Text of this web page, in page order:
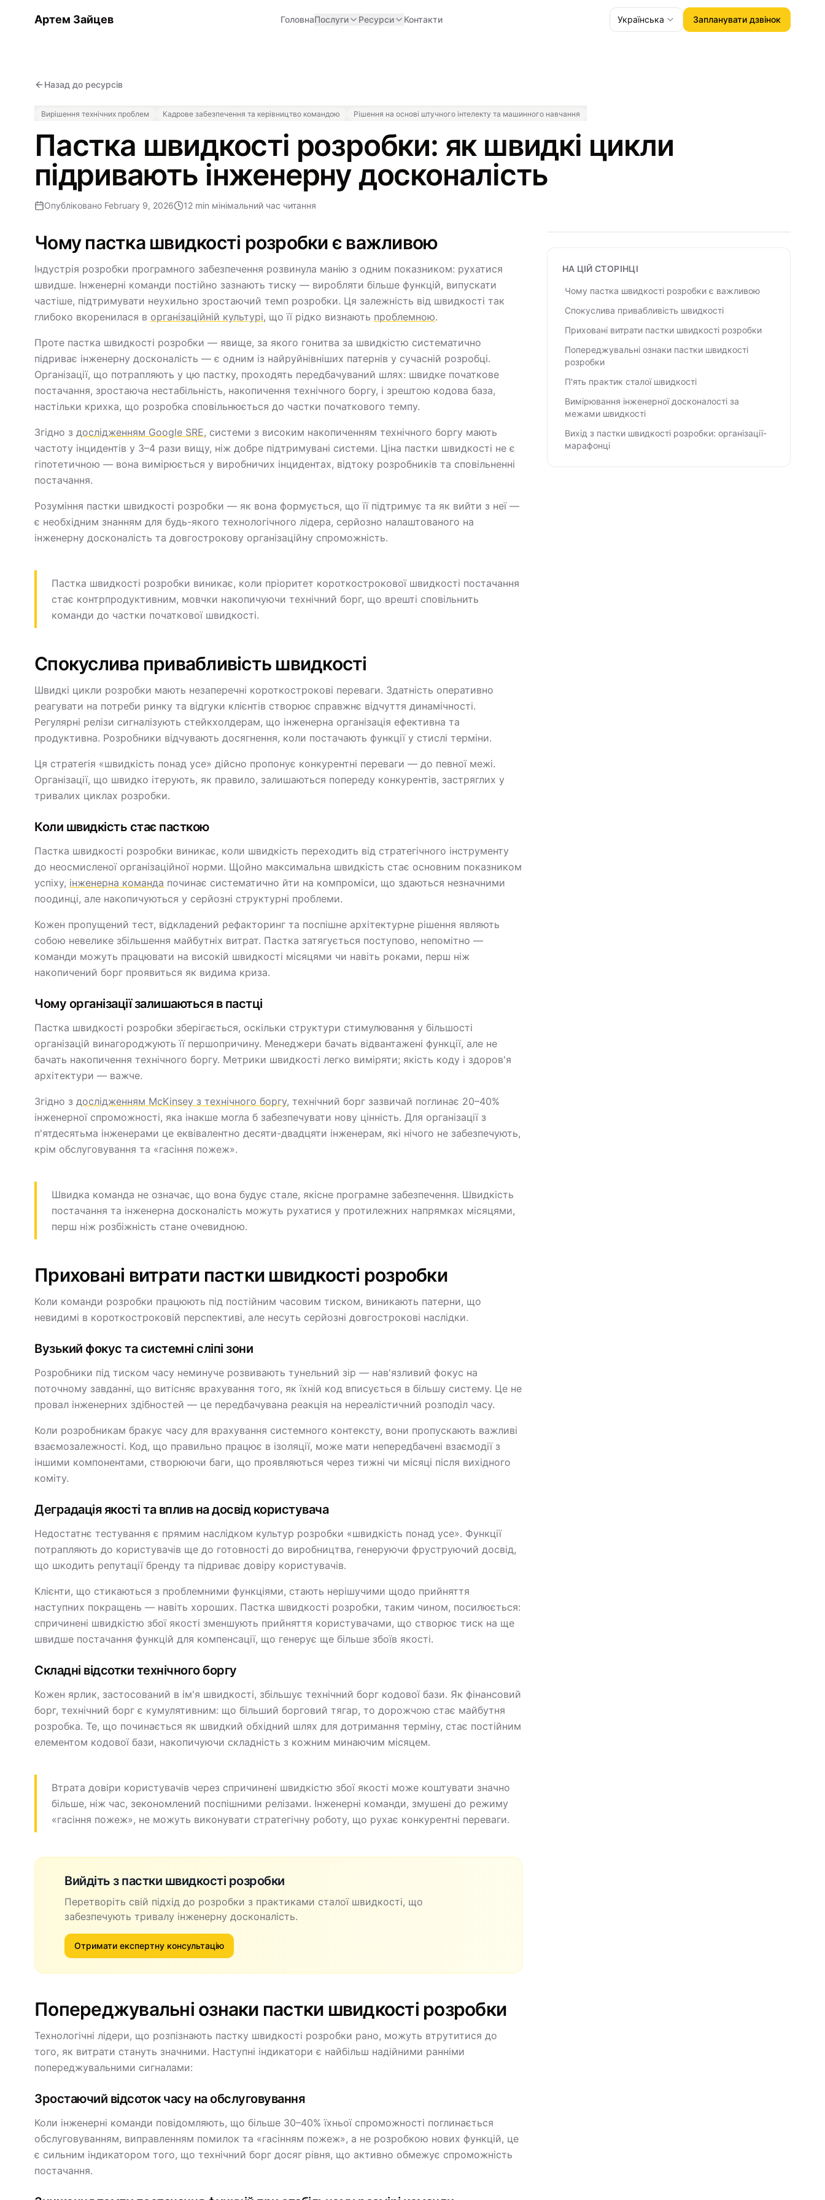
Артем Зайцев ГоловнаПослуги Ресурси Контакти Українська Запланувати дзвінок
Назад до ресурсів
Вирішення технічних проблем Кадрове забезпечення та керівництво командою Рішення на основі штучного інтелекту та машинного навчання
Пастка швидкості розробки: як швидкі цикли
підривають інженерну досконалість
Опубліковано February 9, 2026 12 min мінімальний час читання
Чому пастка швидкості розробки є важливою
Індустрія розробки програмного забезпечення розвинула манію з одним показником: рухатися
швидше. Інженерні команди постійно зазнають тиску — виробляти більше функцій, випускати
частіше, підтримувати неухильно зростаючий темп розробки. Ця залежність від швидкості так
глибоко вкоренилася в організаційній культурі, що її рідко визнають проблемною.
Проте пастка швидкості розробки — явище, за якого гонитва за швидкістю систематично
підриває інженерну досконалість — є одним із найруйнівніших патернів у сучасній розробці.
Організації, що потрапляють у цю пастку, проходять передбачуваний шлях: швидке початкове
постачання, зростаюча нестабільність, накопичення технічного боргу, і зрештою кодова база,
настільки крихка, що розробка сповільнюється до частки початкового темпу.
Згідно з дослідженням Google SRE, системи з високим накопиченням технічного боргу мають
частоту інцидентів у 3–4 рази вищу, ніж добре підтримувані системи. Ціна пастки швидкості не є
гіпотетичною — вона вимірюється у виробничих інцидентах, відтоку розробників та сповільненні
постачання.
Розуміння пастки швидкості розробки — як вона формується, що її підтримує та як вийти з неї —
є необхідним знанням для будь-якого технологічного лідера, серйозно налаштованого на
інженерну досконалість та довгострокову організаційну спроможність.
Пастка швидкості розробки виникає, коли пріоритет короткострокової швидкості постачання
стає контрпродуктивним, мовчки накопичуючи технічний борг, що врешті сповільнить
команди до частки початкової швидкості.
Спокуслива привабливість швидкості
Швидкі цикли розробки мають незаперечні короткострокові переваги. Здатність оперативно
реагувати на потреби ринку та відгуки клієнтів створює справжнє відчуття динамічності.
Регулярні релізи сигналізують стейкхолдерам, що інженерна організація ефективна та
продуктивна. Розробники відчувають досягнення, коли постачають функції у стислі терміни.
Ця стратегія «швидкість понад усе» дійсно пропонує конкурентні переваги — до певної межі.
Організації, що швидко ітерують, як правило, залишаються попереду конкурентів, застряглих у
тривалих циклах розробки.
Коли швидкість стає пасткою
Пастка швидкості розробки виникає, коли швидкість переходить від стратегічного інструменту
до неосмисленої організаційної норми. Щойно максимальна швидкість стає основним показником
успіху, інженерна команда починає систематично йти на компроміси, що здаються незначними
поодинці, але накопичуються у серйозні структурні проблеми.
Кожен пропущений тест, відкладений рефакторинг та поспішне архітектурне рішення являють
собою невелике збільшення майбутніх витрат. Пастка затягується поступово, непомітно —
команди можуть працювати на високій швидкості місяцями чи навіть роками, перш ніж
накопичений борг проявиться як видима криза.
Чому організації залишаються в пастці
Пастка швидкості розробки зберігається, оскільки структури стимулювання у більшості
організацій винагороджують її першопричину. Менеджери бачать відвантажені функції, але не
бачать накопичення технічного боргу. Метрики швидкості легко виміряти; якість коду і здоров'я
архітектури — важче.
Згідно з дослідженням McKinsey з технічного боргу, технічний борг зазвичай поглинає 20–40%
інженерної спроможності, яка інакше могла б забезпечувати нову цінність. Для організації з
п'ятдесятьма інженерами це еквівалентно десяти-двадцяти інженерам, які нічого не забезпечують,
крім обслуговування та «гасіння пожеж».
Швидка команда не означає, що вона будує стале, якісне програмне забезпечення. Швидкість
постачання та інженерна досконалість можуть рухатися у протилежних напрямках місяцями,
перш ніж розбіжність стане очевидною.
Приховані витрати пастки швидкості розробки
Коли команди розробки працюють під постійним часовим тиском, виникають патерни, що
невидимі в короткостроковій перспективі, але несуть серйозні довгострокові наслідки.
Вузький фокус та системні сліпі зони
Розробники під тиском часу неминуче розвивають тунельний зір — нав'язливий фокус на
поточному завданні, що витісняє врахування того, як їхній код вписується в більшу систему. Це не
провал інженерних здібностей — це передбачувана реакція на нереалістичний розподіл часу.
Коли розробникам бракує часу для врахування системного контексту, вони пропускають важливі
взаємозалежності. Код, що правильно працює в ізоляції, може мати непередбачені взаємодії з
іншими компонентами, створюючи баги, що проявляються через тижні чи місяці після вихідного
коміту.
Деградація якості та вплив на досвід користувача
Недостатнє тестування є прямим наслідком культур розробки «швидкість понад усе». Функції
потрапляють до користувачів ще до готовності до виробництва, генеруючи фруструючий досвід,
що шкодить репутації бренду та підриває довіру користувачів.
Клієнти, що стикаються з проблемними функціями, стають нерішучими щодо прийняття
наступних покращень — навіть хороших. Пастка швидкості розробки, таким чином, посилюється:
спричинені швидкістю збої якості зменшують прийняття користувачами, що створює тиск на ще
швидше постачання функцій для компенсації, що генерує ще більше збоїв якості.
Складні відсотки технічного боргу
Кожен ярлик, застосований в ім'я швидкості, збільшує технічний борг кодової бази. Як фінансовий
борг, технічний борг є кумулятивним: що більший борговий тягар, то дорожчою стає майбутня
розробка. Те, що починається як швидкий обхідний шлях для дотримання терміну, стає постійним
елементом кодової бази, накопичуючи складність з кожним минаючим місяцем.
Втрата довіри користувачів через спричинені швидкістю збої якості може коштувати значно
більше, ніж час, зекономлений поспішними релізами. Інженерні команди, змушені до режиму
«гасіння пожеж», не можуть виконувати стратегічну роботу, що рухає конкурентні переваги.
Вийдіть з пастки швидкості розробки
Перетворіть свій підхід до розробки з практиками сталої швидкості, що
забезпечують тривалу інженерну досконалість.
Отримати експертну консультацію
Попереджувальні ознаки пастки швидкості розробки
Технологічні лідери, що розпізнають пастку швидкості розробки рано, можуть втрутитися до
того, як витрати стануть значними. Наступні індикатори є найбільш надійними ранніми
попереджувальними сигналами:
Зростаючий відсоток часу на обслуговування
Коли інженерні команди повідомляють, що більше 30–40% їхньої спроможності поглинається
обслуговуванням, виправленням помилок та «гасінням пожеж», а не розробкою нових функцій, це
є сильним індикатором того, що технічний борг досяг рівня, що активно обмежує спроможність
постачання.
НА ЦІЙ СТОРІНЦІ
Чому пастка швидкості розробки є важливою
Спокуслива привабливість швидкості
Приховані витрати пастки швидкості розробки
Попереджувальні ознаки пастки швидкості
розробки
П'ять практик сталої швидкості
Вимірювання інженерної досконалості за
межами швидкості
Вихід з пастки швидкості розробки: організації-
марафонці